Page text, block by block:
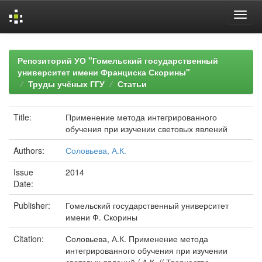
navigationРепозиторий УО "Гомельский государственный
университет имени Франциска Скорины"
Труды учёных ГГУ
Статьи
Title:
Применение метода интегрированного
обучения при изучении световых явлений
Authors:
Соловьева, А.К.
Issue
Date:
2014
Publisher:
Гомельский государственный университет
имени Ф. Скорины
Citation:
Соловьева, А.К. Применение метода
интегрированного обучения при изучении